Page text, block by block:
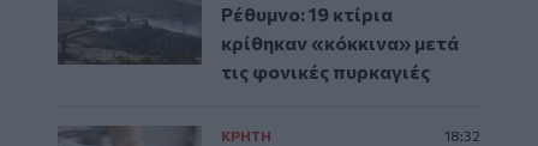
Ρέθυμνο: 19 κτίρια
κρίθηκαν «κόκκινα» μετά
τις φονικές πυρκαγιές
ΚΡΗΤΗ 18:32